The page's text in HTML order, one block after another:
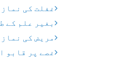
غفلت کی
بغیر علم کے
مریض کی
غصے پر قابو